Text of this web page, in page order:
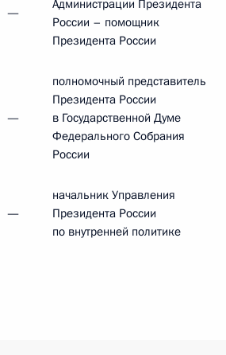
—
Администрации Президента
России – помощник
Президента России
—
полномочный представитель
Президента России
в Государственной Думе
Федерального Собрания
России
—
начальник Управления
Президента России
по внутренней политике